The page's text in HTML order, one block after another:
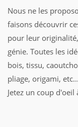
Nous ne les
faisons découvrir
pour leur
génie. Toutes les
bois, tissu,
pliage, origami,
Jetez un coup d'oeil